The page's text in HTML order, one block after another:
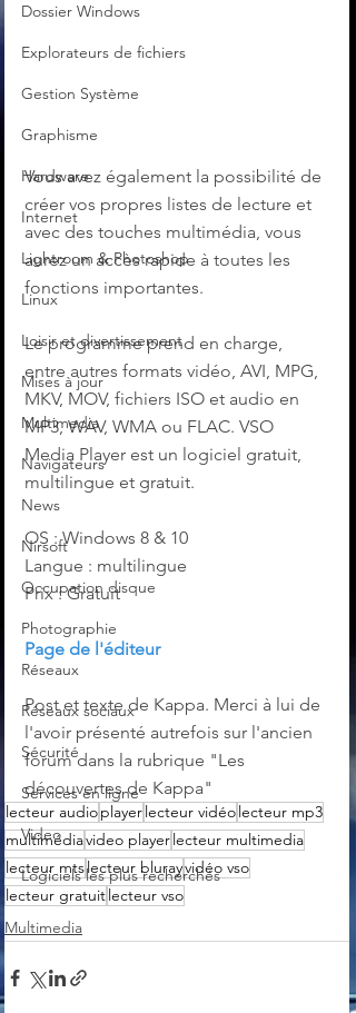
Dossier Windows
Explorateurs de fichiers
Gestion Système
Graphisme
Hardware
Internet
Lightroom & Photoshop
Linux
Loisir et divertissement
Mises à jour
Multimedia
Navigateurs
News
Nirsoft
Occupation disque
Photographie
Réseaux
Réseaux sociaux
Sécurité
Services en ligne
Video
Logiciels les plus recherchés
Vous avez également la possibilité de
créer vos propres listes de lecture et
avec des touches multimédia, vous
aurez un accès rapide à toutes les
fonctions importantes.
Le programme prend en charge,
entre autres formats vidéo, AVI, MPG,
MKV, MOV, fichiers ISO et audio en
MP3, WAV, WMA ou FLAC. VSO
Media Player est un logiciel gratuit,
multilingue et gratuit.
OS : Windows 8 & 10
Langue : multilingue
Prix : Gratuit
Page de l'éditeur
‌Post et texte de Kappa. Merci à lui de
l'avoir présenté autrefois sur l'ancien
forum dans la rubrique "Les
découvertes de Kappa"
lecteur audioplayerlecteur vidéolecteur mp3
multimédiavideo playerlecteur multimedia
lecteur mtslecteur blurayvidéo vso
lecteur gratuitlecteur vso
Multimedia